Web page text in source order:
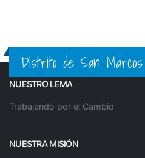
Distrito de San Marcos
NUESTRO LEMA
Trabajando por el Cambio
NUESTRA MISIÓN